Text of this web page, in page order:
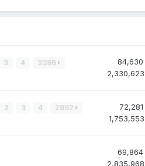
3 4 3386 84,630
2,330,623
2 3 4 2892 72,281
1,753,553
69,864
2,835,968